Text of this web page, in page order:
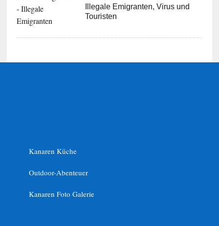
Illegale Emigranten, Virus und
Touristen
Kanaren Küche
Outdoor-Abenteuer
Kanaren Foto Galerie